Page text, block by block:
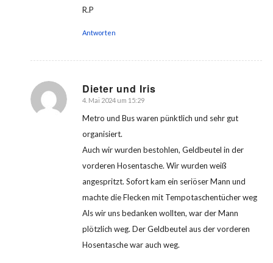
R.P
Antworten
Dieter und Iris
sagte:
4. Mai 2024 um 15:29
Metro und Bus waren pünktlich und sehr gut
organisiert.
Auch wir wurden bestohlen, Geldbeutel in der
vorderen Hosentasche. Wir wurden weiß
angespritzt. Sofort kam ein seriöser Mann und
machte die Flecken mit Tempotaschentücher weg
Als wir uns bedanken wollten, war der Mann
plötzlich weg. Der Geldbeutel aus der vorderen
Hosentasche war auch weg.